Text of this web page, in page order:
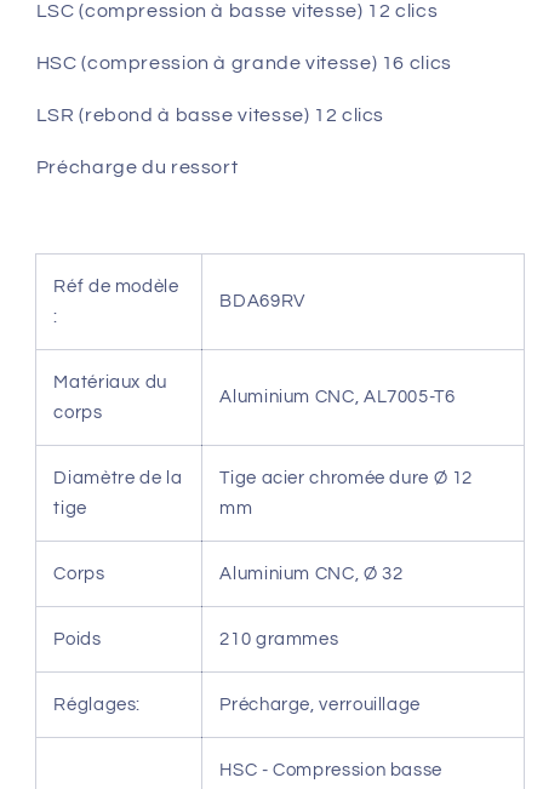
LSC (compression à basse vitesse) 12 clics
HSC (compression à grande vitesse) 16 clics
LSR (rebond à basse vitesse) 12 clics
Précharge du ressort
Réf de modèle
:
BDA69RV
Matériaux du
corps
Aluminium CNC, AL7005-T6
Diamètre de la
tige
Tige acier chromée dure Ø 12
mm
Corps Aluminium CNC, Ø 32
Poids 210 grammes
Réglages: Précharge, verrouillage
HSC - Compression basse